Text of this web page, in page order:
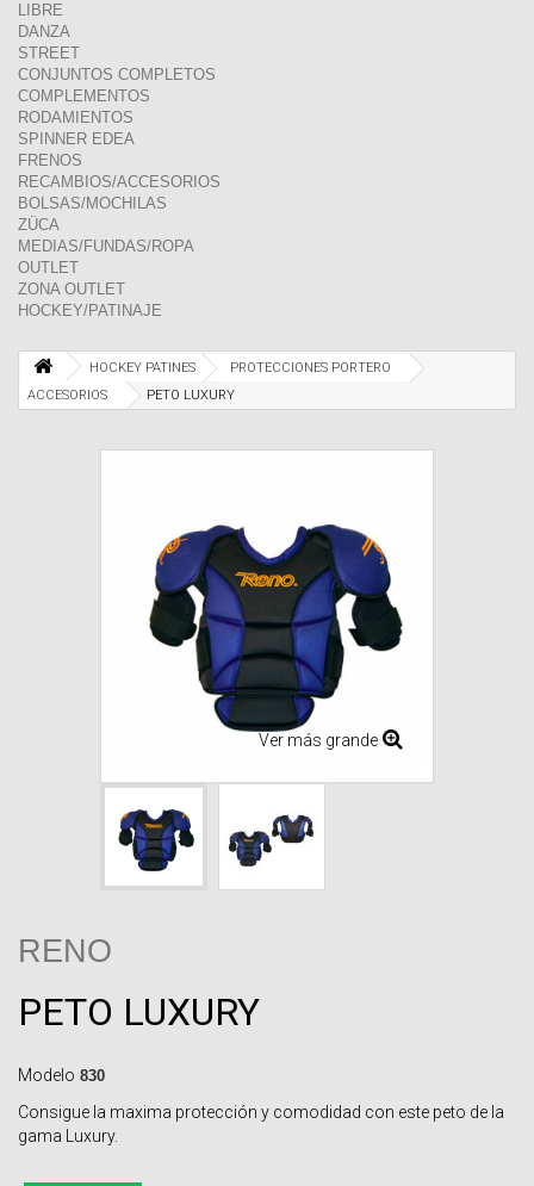
LIBRE
DANZA
STREET
CONJUNTOS COMPLETOS
COMPLEMENTOS
RODAMIENTOS
SPINNER EDEA
FRENOS
RECAMBIOS/ACCESORIOS
BOLSAS/MOCHILAS
ZÜCA
MEDIAS/FUNDAS/ROPA
OUTLET
ZONA OUTLET
HOCKEY/PATINAJE
HOCKEY PATINES
PROTECCIONES PORTERO
ACCESORIOS
PETO LUXURY
Ver más grande
RENO
PETO LUXURY
Modelo 830
Consigue la maxima protección y comodidad con este peto de la
gama Luxury.